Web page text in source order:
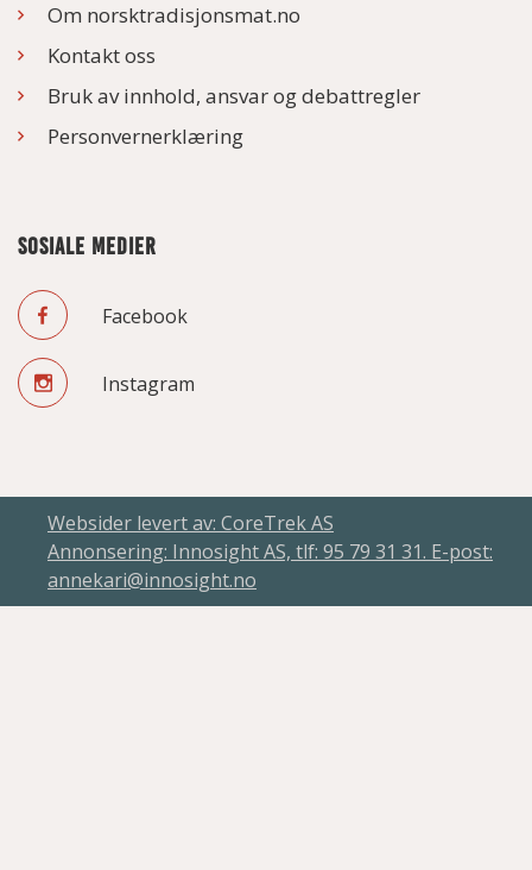
Om norsktradisjonsmat.no
Kontakt oss
Bruk av innhold, ansvar og debattregler
Personvernerklæring
SOSIALE MEDIER
Facebook
Instagram
Websider levert av: CoreTrek AS
Annonsering: Innosight AS, tlf: 95 79 31 31. E-post:
annekari@innosight.no